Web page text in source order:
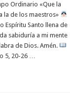
Ordinario «Que la
la de los maestros»
Espíritu Santo llena de
sabiduría a mi mente
de Dios. Amén.
5, 20-26 …